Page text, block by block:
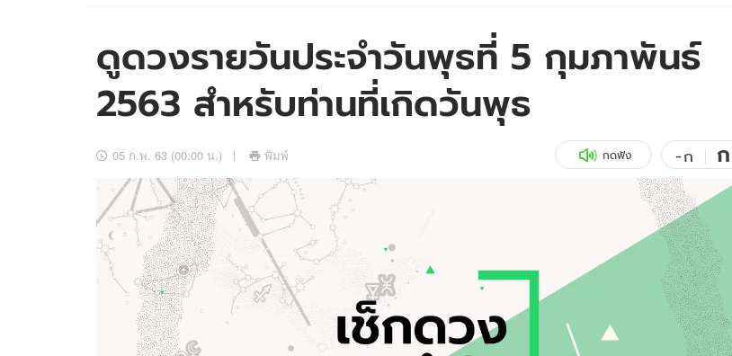
ข่าวบันเทิง
ข่าวกีฬา
ข่าวเศรษฐกิจ
อัปเดตจีน
เช็กข่าวชัวร์
สถิติหวยไทย
หวยลาว
วัยรุ่น
สุขภาพ
Sanook Choice
ดาวน์โหลดสนุกแอปฟรี ติดตามสนุกโซเชียลได้ที่
ดูดวงรายวันประจำวันพุธที่ 5 กุมภาพันธ์
2563 สำหรับท่านที่เกิดวันพุธ
05 ก.พ. 63 (00:00 น.) พิมพ์ กดฟัง -ก ก